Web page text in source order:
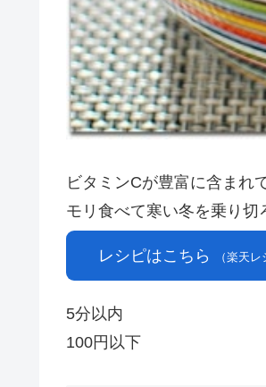
ビタミンCが豊富に含まれ
モリ食べて寒い冬を乗り切
レシピはこちら （楽天レ
5分以内
100円以下